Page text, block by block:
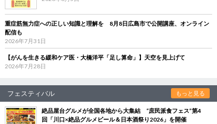
重症筋無力症への正しい知識と理解を 8月8日広島市で公開講座、オンライン
配信も
2026年7月31日
【がんを生きる緩和ケア医・大橋洋平「足し算命」】天空を見上げて
2026年7月28日
フェスティバル もっと見る
絶品屋台グルメが全国各地から大集結 “庶民派食フェス”第4
回「川口×絶品グルメビール＆日本酒祭り2026」を開催